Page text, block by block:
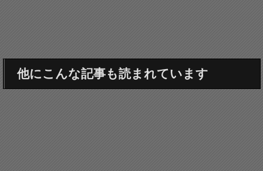
他にこんな記事も読まれています